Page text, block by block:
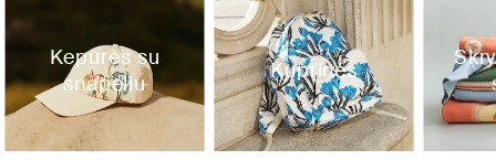
Kepurės su
snapeliu
Kuprinės